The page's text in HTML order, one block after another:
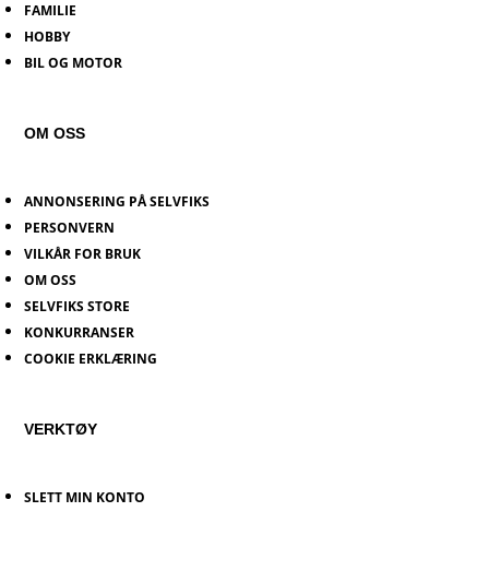
FAMILIE
HOBBY
BIL OG MOTOR
OM OSS
ANNONSERING PÅ SELVFIKS
PERSONVERN
VILKÅR FOR BRUK
OM OSS
SELVFIKS STORE
KONKURRANSER
COOKIE ERKLÆRING
VERKTØY
SLETT MIN KONTO